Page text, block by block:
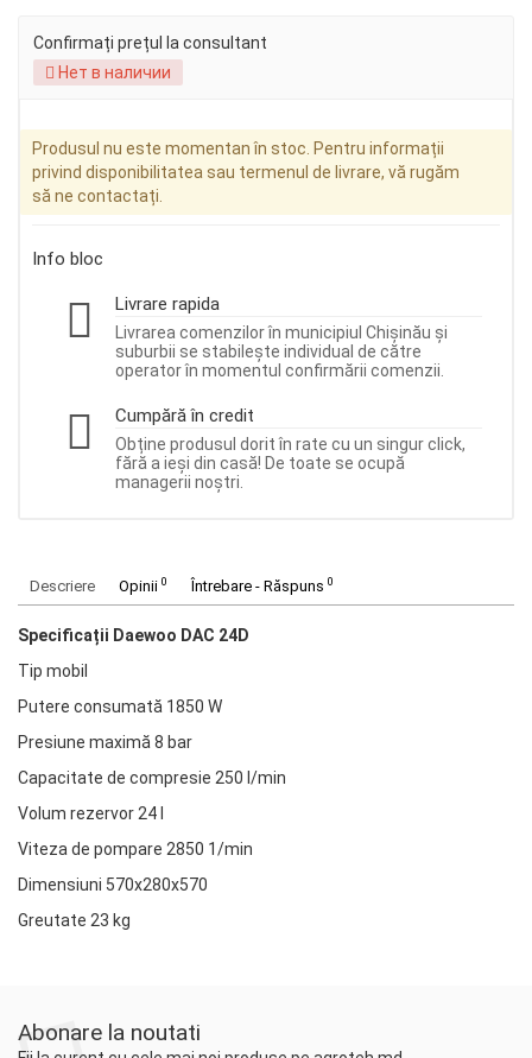
Confirmați prețul la consultant
Нет в наличии
Produsul nu este momentan în stoc. Pentru informații
privind disponibilitatea sau termenul de livrare, vă rugăm
să ne contactați.
Info bloc
Livrare rapida
Livrarea comenzilor în municipiul Chișinău și
suburbii se stabilește individual de către
operator în momentul confirmării comenzii.
Cumpără în credit
Obține produsul dorit în rate cu un singur click,
fără a ieși din casă! De toate se ocupă
managerii noștri.
Descriere Opinii 0 Întrebare - Răspuns 0
Specificații Daewoo DAC 24D
Tip mobil
Putere consumată 1850 W
Presiune maximă 8 bar
Capacitate de compresie 250 l/min
Volum rezervor 24 l
Viteza de pompare 2850 1/min
Dimensiuni 570х280х570
Greutate 23 kg
Abonare la noutati